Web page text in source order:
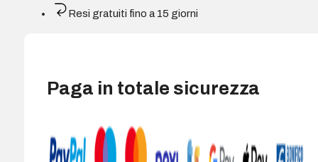
trasferimentoResi gratuiti fino a 15 giorni
Paga in totale sicurezza